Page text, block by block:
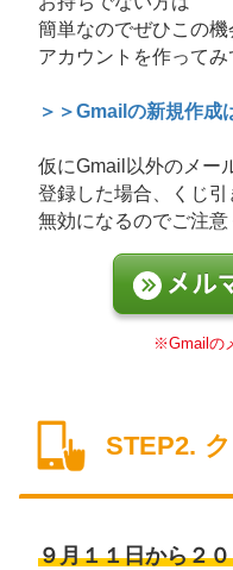
簡単なのでぜひこの機
アカウントを作ってみ
＞＞Gmailの新規作成
仮にGmail以外のメー
登録した場合、くじ
無効になるのでご注意
メル
※Gmailの
STEP2.
９月１１日から２